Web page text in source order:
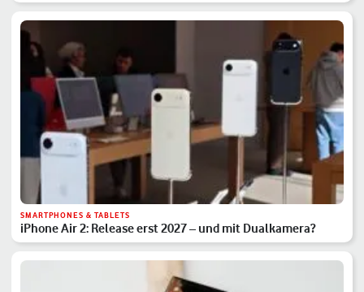
SMARTPHONES & TABLETS
iPhone Air 2: Release erst 2027 – und mit Dualkamera?